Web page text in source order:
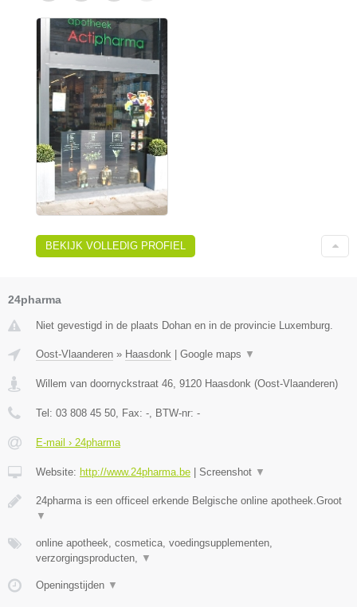
BEKIJK VOLLEDIG PROFIEL
24pharma
Niet gevestigd in de plaats Dohan en in de provincie Luxemburg.
Oost-Vlaanderen » Haasdonk Google maps ▼
Willem van doornyckstraat 46 9120 Haasdonk (Oost-Vlaanderen)
Tel: 03 808 45 50 , Fax: - , BTW-nr: -
E-mail › 24pharma
Website: http://www.24pharma.be Screenshot ▼
24pharma is een officeel erkende Belgische online apotheek.Groot
▼
online apotheek, cosmetica, voedingsupplementen,
verzorgingsproducten,
▼
Openingstijden ▼